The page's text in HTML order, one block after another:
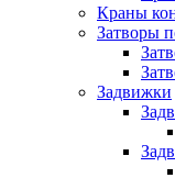
Краны
Затворы
Задвижки